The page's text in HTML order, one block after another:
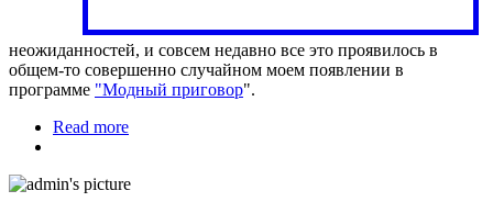
неожиданностей, и совсем недавно все это проявилось в
общем-то совершенно случайном моем появлении в
программе "Модный приговор".
Read more